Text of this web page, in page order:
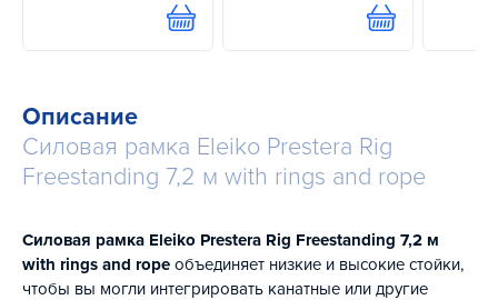
Купить Купить
Описание
Силовая рамка Eleiko Prestera Rig
Freestanding 7,2 м with rings and rope
Силовая рамка Eleiko Prestera Rig Freestanding 7,2 м
with rings and rope объединяет низкие и высокие стойки,
чтобы вы могли интегрировать канатные или другие